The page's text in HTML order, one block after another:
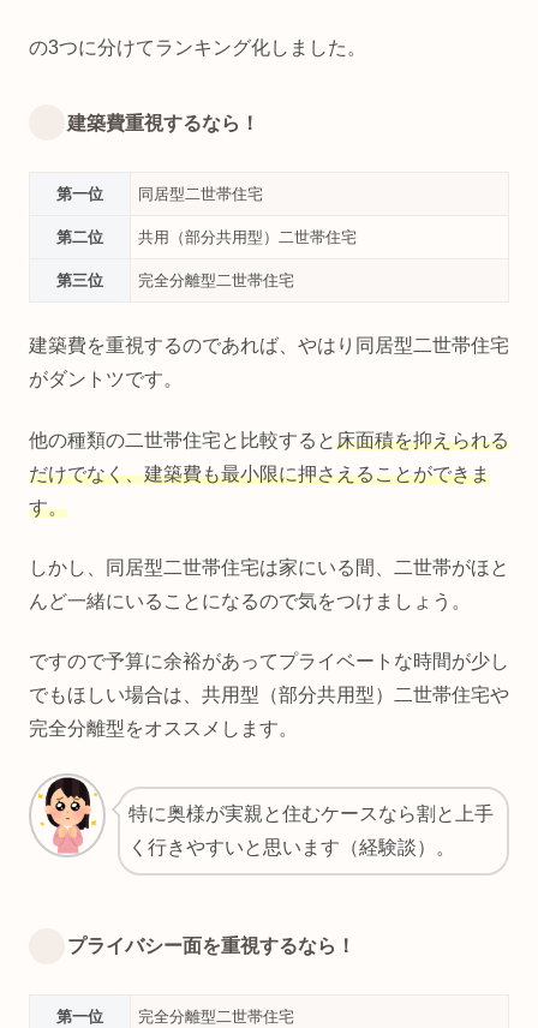
の3つに分けてランキング化しました。
建築費重視するなら！
第一位 同居型二世帯住宅
第二位 共用（部分共用型）二世帯住宅
第三位 完全分離型二世帯住宅
建築費を重視するのであれば、やはり同居型二世帯住宅
がダントツです。
他の種類の二世帯住宅と比較すると床面積を抑えられる
だけでなく、建築費も最小限に押さえることができま
す。
しかし、同居型二世帯住宅は家にいる間、二世帯がほと
んど一緒にいることになるので気をつけましょう。
ですので予算に余裕があってプライベートな時間が少し
でもほしい場合は、共用型（部分共用型）二世帯住宅や
完全分離型をオススメします。
特に奥様が実親と住むケースなら割と上手
く行きやすいと思います（経験談）。
プライバシー面を重視するなら！
第一位 完全分離型二世帯住宅